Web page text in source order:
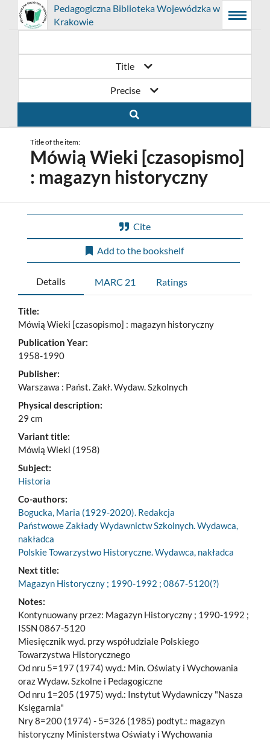
Main
navigation
Searching
Main
content
Prolib
Integro
-
Pedagogiczna Biblioteka Wojewódzka w
Krakowie
Menu
Title
Precise
Title of the item:
Mówią Wieki [czasopismo]
: magazyn historyczny
Cite
Add to the bookshelf
Details MARC 21 Ratings
Title:
Mówią Wieki [czasopismo] : magazyn historyczny
Publication Year:
1958-1990
Publisher:
Warszawa : Państ. Zakł. Wydaw. Szkolnych
Physical description:
29 cm
Variant title:
Mówią Wieki (1958)
Subject:
Historia
Co-authors:
Bogucka, Maria (1929-2020). Redakcja
Państwowe Zakłady Wydawnictw Szkolnych. Wydawca,
nakładca
Polskie Towarzystwo Historyczne. Wydawca, nakładca
Next title:
Magazyn Historyczny ; 1990-1992 ; 0867-5120(?)
Notes:
Kontynuowany przez: Magazyn Historyczny ; 1990-1992 ;
ISSN 0867-5120
Miesięcznik wyd. przy współudziale Polskiego
Towarzystwa Historycznego
Od nru 5=197 (1974) wyd.: Min. Oświaty i Wychowania
oraz Wydaw. Szkolne i Pedagogiczne
Od nru 1=205 (1975) wyd.: Instytut Wydawniczy "Nasza
Księgarnia"
Nry 8=200 (1974) - 5=326 (1985) podtyt.: magazyn
historyczny Ministerstwa Oświaty i Wychowania